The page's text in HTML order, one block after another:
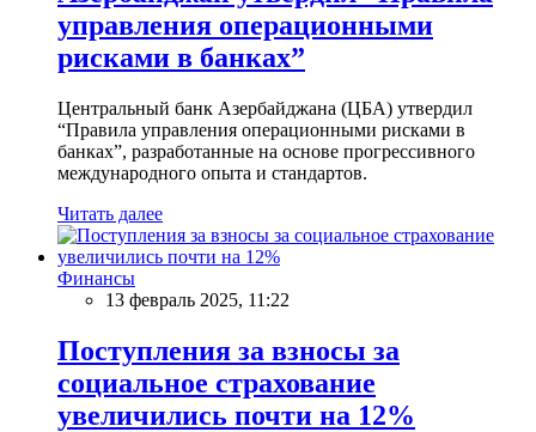
управления операционными
рисками в банках”
Центральный банк Азербайджана (ЦБА) утвердил
“Правила управления операционными рисками в
банках”, разработанные на основе прогрессивного
международного опыта и стандартов.
Читать далее
Финансы
13 февраль 2025, 11:22
Поступления за взносы за
социальное страхование
увеличились почти на 12%